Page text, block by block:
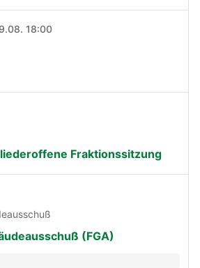
18:00
Fraktionssitzung
(FGA)